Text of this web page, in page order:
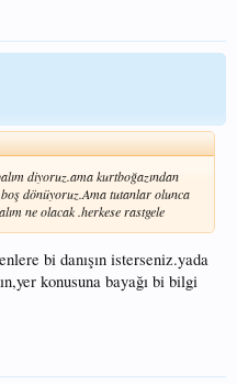
diyoruz.ama kurtboğazından
boş dönüyoruz.Ama tutanlar olunca
ne olacak .herkese rastgele
bi danışın isterseniz.yada
konusuna bayağı bi bilgi